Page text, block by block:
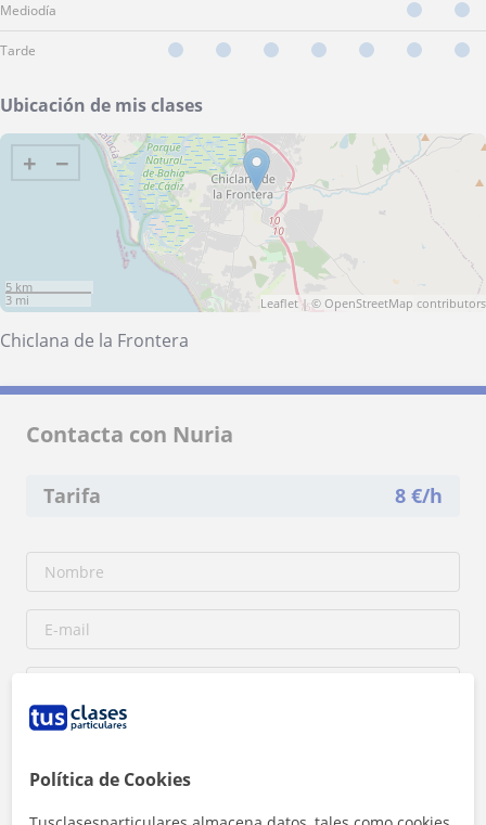
Mediodía
Tarde
Ubicación de mis clases
+ −
5 km
3 mi
Leaflet | © OpenStreetMap contributors
Chiclana de la Frontera
Contacta con Nuria
Tarifa 8 €/h
Política de Cookies